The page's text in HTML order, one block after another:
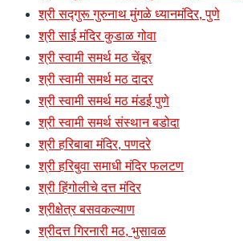
श्री सद्गुरू गुरुनाथ मुंगळे ध्यानमंदिर, पुणे
श्री साई मंदिर कुडाळ गोवा
श्री स्वामी समर्थ मठ चेंबूर
श्री स्वामी समर्थ मठ दादर
श्री स्वामी समर्थ मठ मंडई पुणे
श्री स्वामी समर्थ संस्थान बडोदा
श्री हरिबाबा मंदिर, पणदरे
श्री हरिबुवा समाधी मंदिर फलटण
श्री हिंगोलीचे दत्त मंदिर
श्रीक्षेत्र बसवकल्याण
श्रीदत्त गिरनारी मठ, भुसावळ